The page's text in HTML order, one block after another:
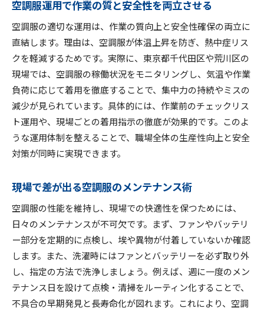
空調服運用で作業の質と安全性を両立させる
空調服の適切な運用は、作業の質向上と安全性確保の両立に
直結します。理由は、空調服が体温上昇を防ぎ、熱中症リス
クを軽減するためです。実際に、東京都千代田区や荒川区の
現場では、空調服の稼働状況をモニタリングし、気温や作業
負荷に応じて着用を徹底することで、集中力の持続やミスの
減少が見られています。具体的には、作業前のチェックリス
ト運用や、現場ごとの着用指示の徹底が効果的です。このよ
うな運用体制を整えることで、職場全体の生産性向上と安全
対策が同時に実現できます。
現場で差が出る空調服のメンテナンス術
空調服の性能を維持し、現場での快適性を保つためには、
日々のメンテナンスが不可欠です。まず、ファンやバッテリ
ー部分を定期的に点検し、埃や異物が付着していないか確認
します。また、洗濯時にはファンとバッテリーを必ず取り外
し、指定の方法で洗浄しましょう。例えば、週に一度のメン
テナンス日を設けて点検・清掃をルーティン化することで、
不具合の早期発見と長寿命化が図れます。これにより、空調